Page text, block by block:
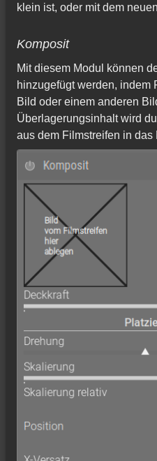
klein ist, oder mit dem
Komposit
Mit diesem Modul können
hinzugefügt werden, indem
Bild oder einem anderen
Überlagerungsinhalt wird
aus dem Filmstreifen in das